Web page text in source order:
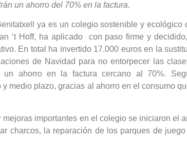
un ahorro del 70% en la factura.
ya es un colegio sostenible y
‘t Hoff, ha aplicado con paso firme y
En total ha invertido 17.000 euros en la
de Navidad para no entorpecer las
ahorro en la factura cercano al 70%.
medio plazo, gracias al ahorro en el consumo
importantes en el colegio se iniciaron el
charcos, la reparación de los parques de